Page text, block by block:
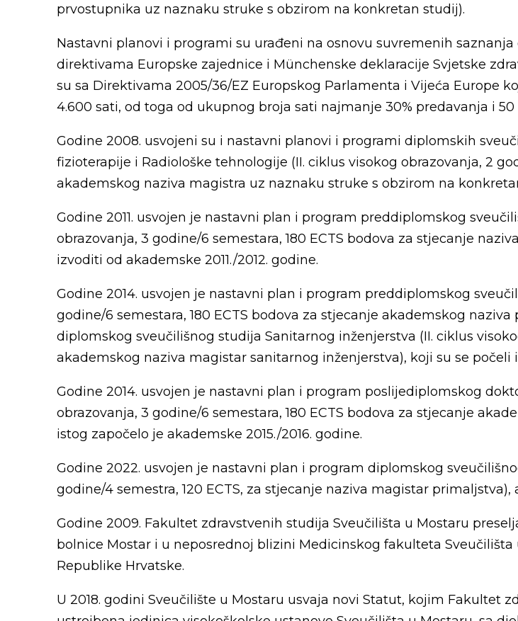
prvostupnika uz naznaku struke s obzirom na konkretan studij).
Nastavni planovi i programi su urađeni na osnovu suvremenih
direktivama Europske zajednice i Münchenske deklaracije Svjetske
su sa Direktivama 2005/36/EZ Europskog Parlamenta i Vijeća Europe
4.600 sati, od toga od ukupnog broja sati najmanje 30% predavanja i 50
Godine 2008. usvojeni su i nastavni planovi i programi diplomskih
fizioterapije i Radiološke tehnologije (II. ciklus visokog obrazovanja, 2
akademskog naziva magistra uz naznaku struke s obzirom na
Godine 2011. usvojen je nastavni plan i program preddiplomskog
obrazovanja, 3 godine/6 semestara, 180 ECTS bodova za stjecanje
izvoditi od akademske 2011./2012. godine.
Godine 2014. usvojen je nastavni plan i program preddiplomskog
godine/6 semestara, 180 ECTS bodova za stjecanje akademskog
diplomskog sveučilišnog studija Sanitarnog inženjerstva (II. ciklus
akademskog naziva magistar sanitarnog inženjerstva), koji su se počeli
Godine 2014. usvojen je nastavni plan i program poslijediplomskog
obrazovanja, 3 godine/6 semestara, 180 ECTS bodova za stjecanje
istog započelo je akademske 2015./2016. godine.
Godine 2022. usvojen je nastavni plan i program diplomskog
godine/4 semestra, 120 ECTS, za stjecanje naziva magistar
Godine 2009. Fakultet zdravstvenih studija Sveučilišta u Mostaru
bolnice Mostar i u neposrednoj blizini Medicinskog fakulteta
Republike Hrvatske.
U 2018. godini Sveučilište u Mostaru usvaja novi Statut, kojim Fakultet